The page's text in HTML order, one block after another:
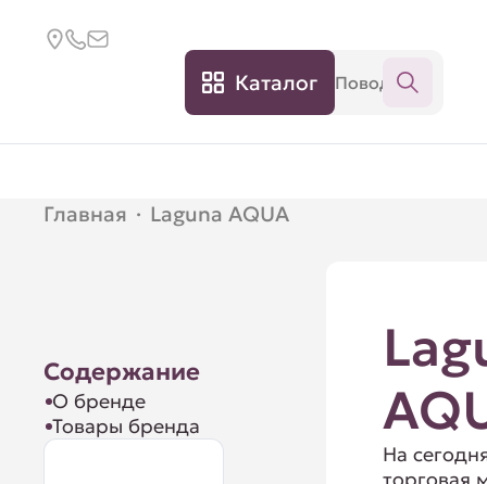
Каталог
Главная · Laguna AQUA
Содержание
О бренде
Товары бренда
На